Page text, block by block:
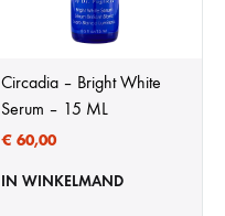
Circadia – Bright White
Serum – 15 ML
€ 60,00
IN WINKELMAND